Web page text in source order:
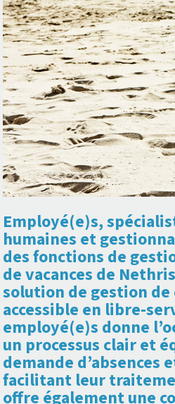
Employé(e)s,
humaines et
des fonctions de
de vacances de
solution de gestion
accessible en libre-
employé(e)s donne
un processus clair et
demande d’absences
facilitant leur
offre également une